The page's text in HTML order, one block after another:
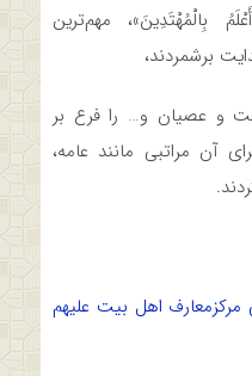
مهم‌ترین
برشمردند،
و عصیان و… را فرع بر
آن مراتبی مانند عامه،
مرکزمعارف اهل بیت علیهم